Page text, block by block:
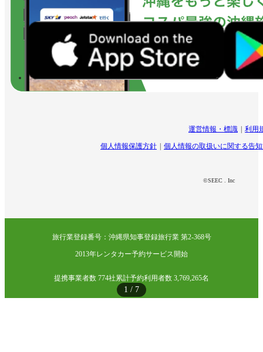
1 / 7
運営情報・標識 利用
個人情報保護方針 個人情報の取扱いに関する告
©SEEC . Inc
旅行業登録番号：沖縄県知事登録旅行業 第2-368号
2013年レンタカー予約サービス開始
提携事業者数 774社累計予約利用者数 3,769,265名